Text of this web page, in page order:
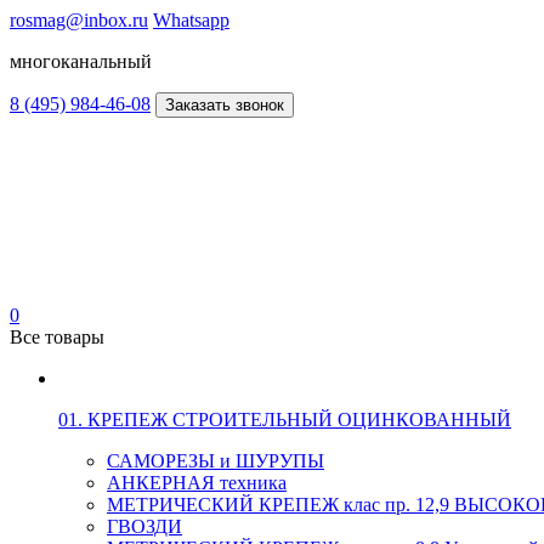
rosmag@inbox.ru Whatsapp
многоканальный
8 (495) 984-46-08 Заказать звонок
0
Все товары
01. КРЕПЕЖ СТРОИТЕЛЬНЫЙ ОЦИНКОВАННЫЙ
САМОРЕЗЫ и ШУРУПЫ
АНКЕРНАЯ техника
МЕТРИЧЕСКИЙ КРЕПЕЖ клас пр. 12,9
ГВОЗДИ